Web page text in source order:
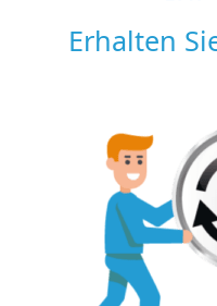
Erhalten